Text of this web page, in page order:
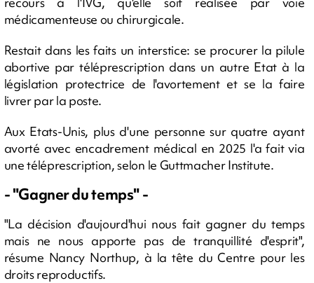
médicamenteuse ou chirurgicale.
Restait dans les faits un interstice: se procurer la pilule
abortive par téléprescription dans un autre Etat à la
législation protectrice de l'avortement et se la faire
livrer par la poste.
Aux Etats-Unis, plus d'une personne sur quatre ayant
avorté avec encadrement médical en 2025 l'a fait via
une téléprescription, selon le Guttmacher Institute.
- "Gagner du temps" -
"La décision d'aujourd'hui nous fait gagner du temps
mais ne nous apporte pas de tranquillité d'esprit",
résume Nancy Northup, à la tête du Centre pour les
droits reproductifs.